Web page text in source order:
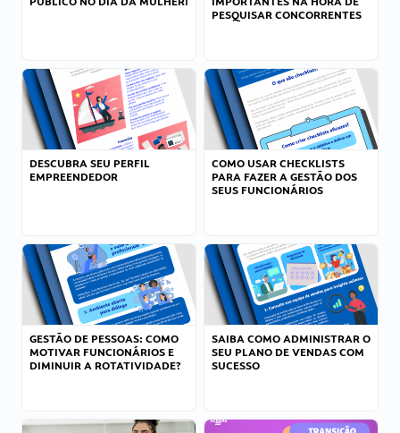
PESQUISAR CONCORRENTES
DESCUBRA SEU PERFIL
EMPREENDEDOR
COMO USAR CHECKLISTS
PARA FAZER A GESTÃO DOS
SEUS FUNCIONÁRIOS
GESTÃO DE PESSOAS: COMO
MOTIVAR FUNCIONÁRIOS E
DIMINUIR A ROTATIVIDADE?
SAIBA COMO ADMINISTRAR O
SEU PLANO DE VENDAS COM
SUCESSO